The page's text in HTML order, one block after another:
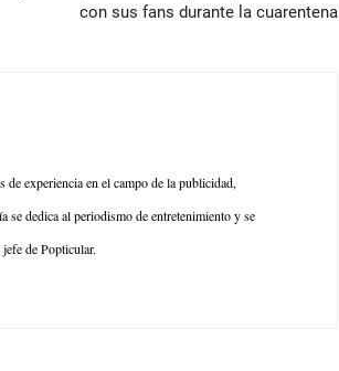
con sus fans durante la cuarentena
experiencia en el campo de la publicidad,
se dedica al periodismo de entretenimiento y se
de Popticular.